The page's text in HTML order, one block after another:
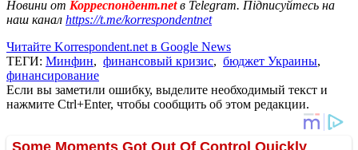
Новини от Корреспондент.netв Telegram. Підписуйтесь на
наш канал https://t.me/korrespondentnet
Читайте Korrespondent.net в Google News
ТЕГИ: Минфин, финансовый кризис, бюджет Украины,
финансирование
Если вы заметили ошибку, выделите необходимый текст и
нажмите Ctrl+Enter, чтобы сообщить об этом редакции.